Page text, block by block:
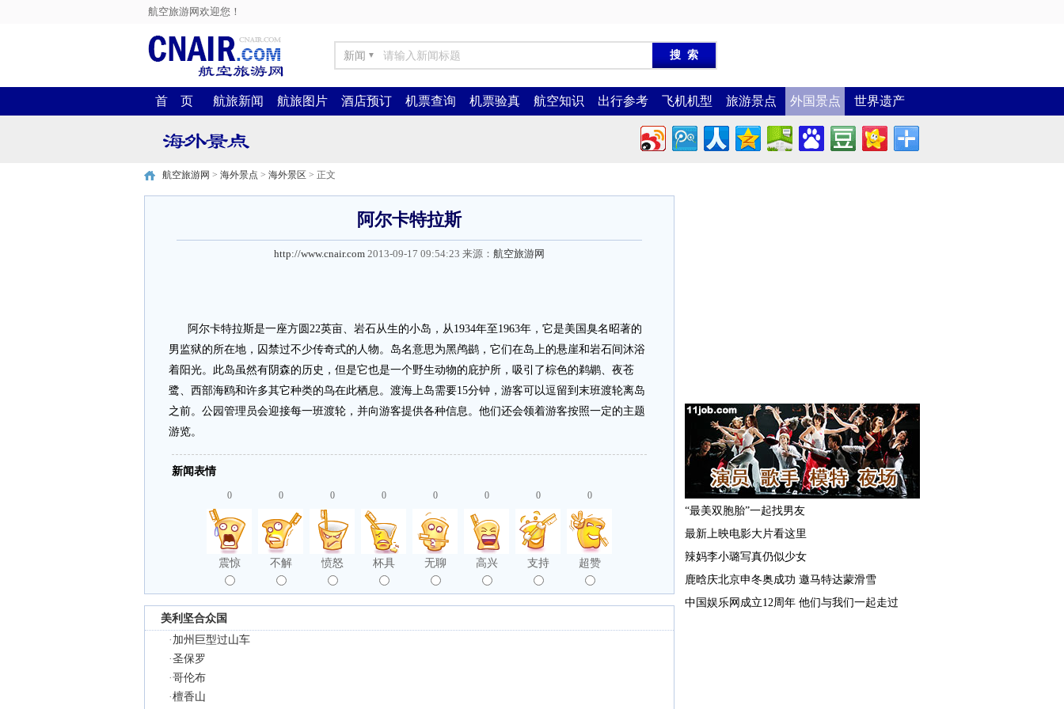
航空旅游网欢迎您！
新闻 ▼
首 页 航旅新闻 航旅图片 酒店预订 机票查询 机票验真 航空知识 出行参考 飞机机型 旅游景点 外国景点 世界遗产
航空旅游网 > 海外景点 > 海外景区 > 正文
阿尔卡特拉斯
http://www.cnair.com 2013-09-17 09:54:23 来源： 航空旅游网
阿尔卡特拉斯是一座方圆22英亩、岩石从生的小岛，从1934年至1963年，它是美国臭名昭著的
男监狱的所在地，囚禁过不少传奇式的人物。岛名意思为黑鸬鹚，它们在岛上的悬崖和岩石间沐浴
着阳光。此岛虽然有阴森的历史，但是它也是一个野生动物的庇护所，吸引了棕色的鹈鹕、夜苍
鹭、西部海鸥和许多其它种类的鸟在此栖息。渡海上岛需要15分钟，游客可以逗留到末班渡轮离岛
之前。公园管理员会迎接每一班渡轮，并向游客提供各种信息。他们还会领着游客按照一定的主题
游览。
新闻表情
0
震惊
0
不解
0
愤怒
0
杯具
0
无聊
0
高兴
0
支持
0
超赞
美利坚合众国
· 加州巨型过山车
·圣保罗
·哥伦布
·檀香山